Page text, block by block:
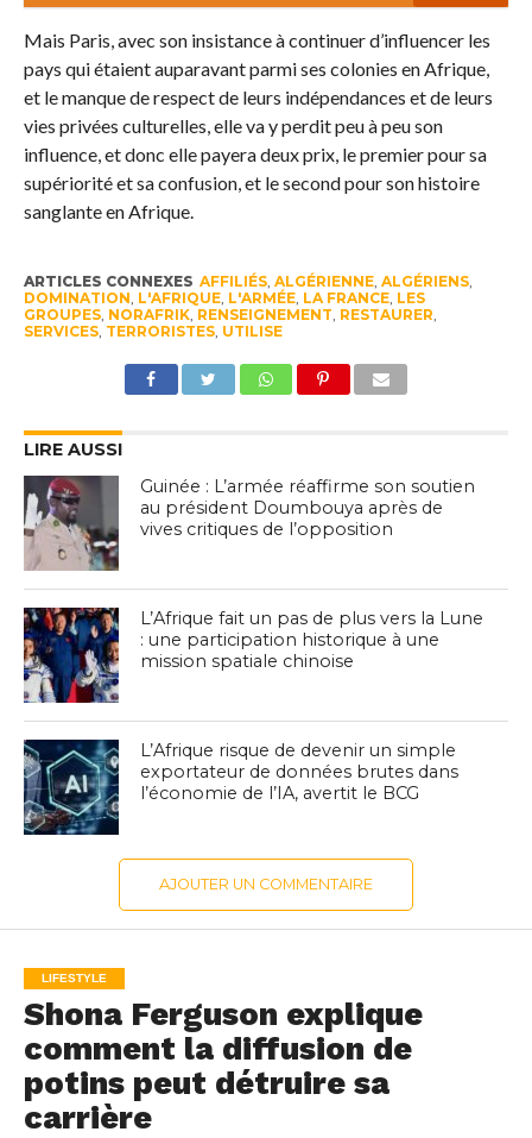
Mais Paris, avec son insistance à continuer d’influencer les
pays qui étaient auparavant parmi ses colonies en Afrique,
et le manque de respect de leurs indépendances et de leurs
vies privées culturelles, elle va y perdit peu à peu son
influence, et donc elle payera deux prix, le premier pour sa
supériorité et sa confusion, et le second pour son histoire
sanglante en Afrique.
ARTICLES CONNEXES AFFILIÉS, ALGÉRIENNE, ALGÉRIENS,
DOMINATION L'AFRIQUE, L'ARMÉE, LA FRANCE, LES
GROUPES, NORAFRIK, RENSEIGNEMENT RESTAURER
SERVICES, TERRORISTES, UTILISE
LIRE AUSSI
Guinée : L’armée réaffirme son soutien
au président Doumbouya après de
vives critiques de l’opposition
L’Afrique fait un pas de plus vers la Lune
: une participation historique à une
mission spatiale chinoise
L’Afrique risque de devenir un simple
exportateur de données brutes dans
l’économie de l’IA, avertit le BCG
AJOUTER UN COMMENTAIRE
LIFESTYLE
Shona Ferguson explique
comment la diffusion de
potins peut détruire sa
carrière